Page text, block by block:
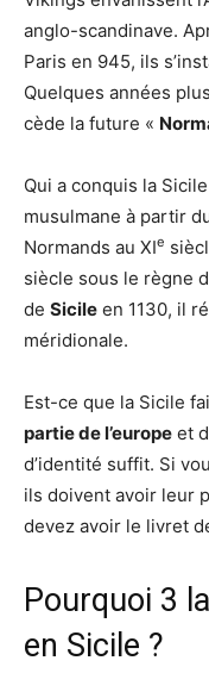
anglo-scandinave.
Paris en 945, ils
Quelques années
cède la future «
Qui a conquis la
musulmane à partir
Normands au XIe
siècle sous le règne
de Sicile en 1130, il
méridionale.
Est-ce que la Sicile
partie de l’europe et
d’identité suffit. Si
ils doivent avoir leur
devez avoir le livret
Pourquoi 3
en Sicile ?